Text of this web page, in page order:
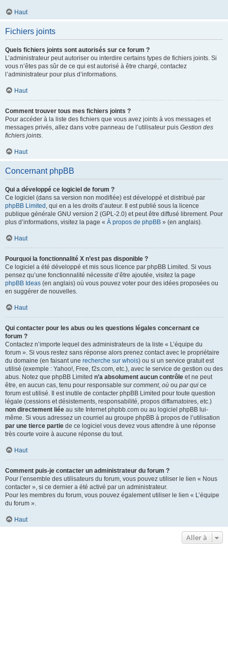
Haut
Fichiers joints
Quels fichiers joints sont autorisés sur ce forum ?
L’administrateur peut autoriser ou interdire certains types de fichiers joints. Si
vous n’êtes pas sûr de ce qui est autorisé à être chargé, contactez
l’administrateur pour plus d’informations.
Haut
Comment trouver tous mes fichiers joints ?
Pour accéder à la liste des fichiers que vous avez joints à vos messages et
messages privés, allez dans votre panneau de l’utilisateur puis Gestion des
fichiers joints.
Haut
Concernant phpBB
Qui a développé ce logiciel de forum ?
Ce logiciel (dans sa version non modifiée) est développé et distribué par
phpBB Limited , qui en a les droits d’auteur. Il est publié sous la licence
publique générale GNU version 2 (GPL-2.0) et peut être diffusé librement. Pour
plus d’informations, visitez la page « À propos de phpBB » (en anglais).
Haut
Pourquoi la fonctionnalité X n’est pas disponible ?
Ce logiciel a été développé et mis sous licence par phpBB Limited. Si vous
pensez qu’une fonctionnalité nécessite d’être ajoutée, visitez la page
phpBB Ideas (en anglais) où vous pouvez voter pour des idées proposées ou
en suggérer de nouvelles.
Haut
Qui contacter pour les abus ou les questions légales concernant ce
forum ?
Contactez n’importe lequel des administrateurs de la liste « L’équipe du
forum ». Si vous restez sans réponse alors prenez contact avec le propriétaire
du domaine (en faisant une recherche sur whois) ou si un service gratuit est
utilisé (exemple : Yahoo!, Free, f2s.com, etc.), avec le service de gestion ou des
abus. Notez que phpBB Limited n’a absolument aucun contrôle et ne peut
être, en aucun cas, tenu pour responsable sur comment, où ou par qui ce
forum est utilisé. Il est inutile de contacter phpBB Limited pour toute question
légale (cessions et désistements, responsabilité, propos diffamatoires, etc.)
non directement liée au site Internet phpbb.com ou au logiciel phpBB lui-
même. Si vous adressez un courriel au groupe phpBB à propos de l’utilisation
par une tierce partie de ce logiciel vous devez vous attendre à une réponse
très courte voire à aucune réponse du tout.
Haut
Comment puis-je contacter un administrateur du forum ?
Pour l’ensemble des utilisateurs du forum, vous pouvez utiliser le lien « Nous
contacter », si ce dernier a été activé par un administrateur.
Pour les membres du forum, vous pouvez également utiliser le lien « L’équipe
du forum ».
Haut
Aller à